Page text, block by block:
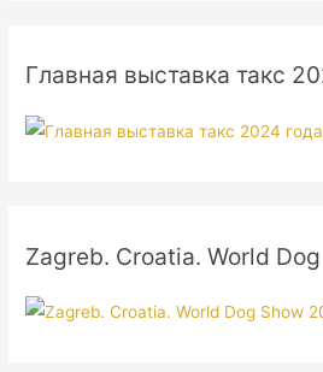
Главная выставка такс
Zagreb. Croatia. World